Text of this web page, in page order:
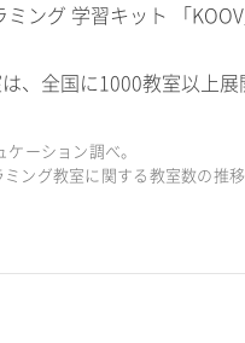
ング 学習キット 「
、全国に1000教室以上
ーション調べ。
ング教室に関する教室数の推